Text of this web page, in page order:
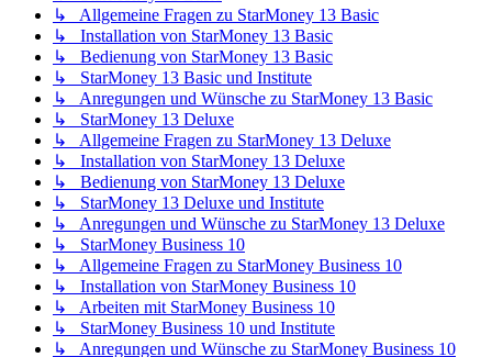
↳ Allgemeine Fragen zu StarMoney 13 Basic
↳ Installation von StarMoney 13 Basic
↳ Bedienung von StarMoney 13 Basic
↳ StarMoney 13 Basic und Institute
↳ Anregungen und Wünsche zu StarMoney 13 Basic
↳ StarMoney 13 Deluxe
↳ Allgemeine Fragen zu StarMoney 13 Deluxe
↳ Installation von StarMoney 13 Deluxe
↳ Bedienung von StarMoney 13 Deluxe
↳ StarMoney 13 Deluxe und Institute
↳ Anregungen und Wünsche zu StarMoney 13 Deluxe
↳ StarMoney Business 10
↳ Allgemeine Fragen zu StarMoney Business 10
↳ Installation von StarMoney Business 10
↳ Arbeiten mit StarMoney Business 10
↳ StarMoney Business 10 und Institute
↳ Anregungen und Wünsche zu StarMoney Business 10